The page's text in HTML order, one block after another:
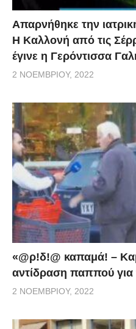
Απαρνήθηκε την
Η Καλλονή από τις
έγινε η Γερόντισσα
2 ΝΟΕΜΒΡΊΟΥ, 2022
«@ρ!δ!@ καπαμά! –
αντίδραση παππού για
2 ΝΟΕΜΒΡΊΟΥ, 2022